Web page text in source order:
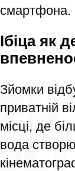
смартфона.
Ібіца як
Зйомки
приватній
місці, де
вода